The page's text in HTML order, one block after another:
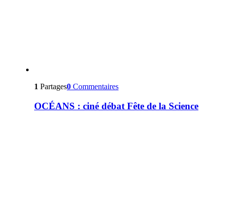
1 Partages0 Commentaires
OCÉANS : ciné débat Fête de la Science